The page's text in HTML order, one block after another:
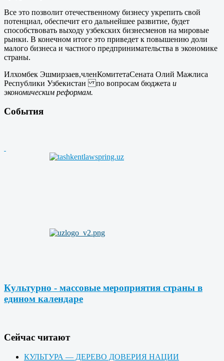
Все это позволит отечественному бизнесу укрепить свой
потенциал, обеспечит его дальнейшее развитие, будет
способствовать выходу узбекских бизнесменов на мировые
рынки. В конечном итоге это приведет к повышению доли
малого бизнеса и частного предпринимательства в экономике
страны.
Илхомбек Эшмирзаев,членКомитетаСената Олий Мажлиса
Республики Узбекистан по вопросам бюджета и
экономическим реформам.
События
Культурно - массовые мероприятия страны в
едином календаре
Cейчас читают
КУЛЬТУРА — ДЕРЕВО ДОВЕРИЯ НАЦИИ